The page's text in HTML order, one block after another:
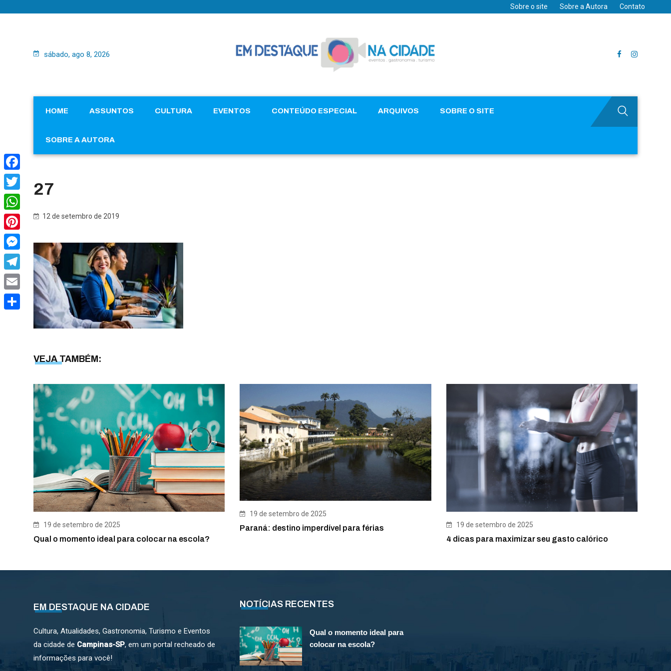
Sobre o site Sobre a Autora Contato
sábado, ago 8, 2026
HOME ASSUNTOS CULTURA EVENTOS CONTEÚDO ESPECIAL ARQUIVOS SOBRE O SITE
SOBRE A AUTORA
27
12 de setembro de 2019
VEJA TAMBÉM:
19 de setembro de 2025
Qual o momento ideal para colocar na escola?
19 de setembro de 2025
Paraná: destino imperdível para férias 19 de setembro de 2025
4 dicas para maximizar seu gasto calórico
EM DESTAQUE NA CIDADE
Cultura, Atualidades, Gastronomia, Turismo e Eventos
da cidade de Campinas-SP, em um portal recheado de
informações para você!
NOTÍCIAS RECENTES
Qual o momento ideal para
colocar na escola?
Facebook
Twitter
WhatsApp
Pinterest
Messenger
Telegram
Email